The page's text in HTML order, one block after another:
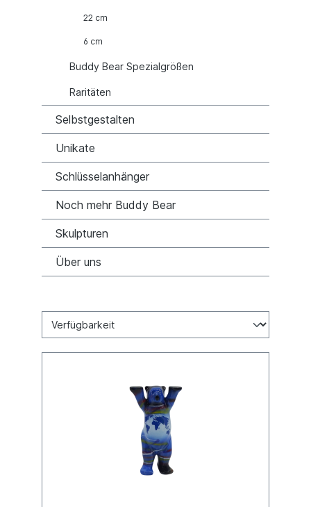
22 cm
6 cm
Buddy Bear Spezialgrößen
Raritäten
Selbstgestalten
Unikate
Schlüsselanhänger
Noch mehr Buddy Bear
Skulpturen
Über uns